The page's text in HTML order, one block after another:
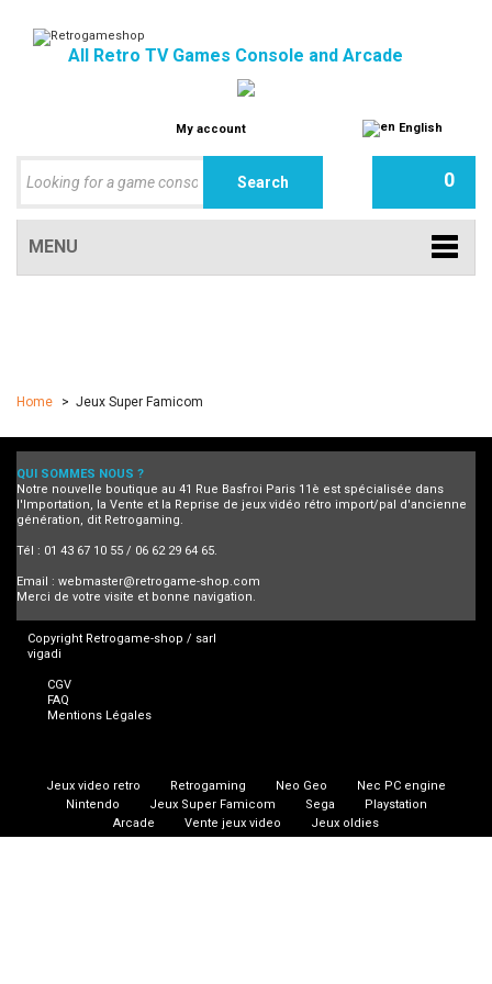
All Retro TV Games Console and Arcade
My account English
0
MENU
Home > Jeux Super Famicom
QUI SOMMES NOUS ?
Notre nouvelle boutique au 41 Rue Basfroi Paris 11è est spécialisée dans
l'Importation, la Vente et la Reprise de jeux vidéo rétro import/pal d'ancienne
génération, dit Retrogaming.
Tél : 01 43 67 10 55 / 06 62 29 64 65.
Email : webmaster@retrogame-shop.com
Merci de votre visite et bonne navigation.
Copyright Retrogame-shop / sarl
vigadi
CGV
FAQ
Mentions Légales
Jeux video retro Retrogaming Neo Geo
Nec PC engine
Nintendo
Jeux Super Famicom Sega
Playstation
Arcade
Vente jeux video Jeux oldies